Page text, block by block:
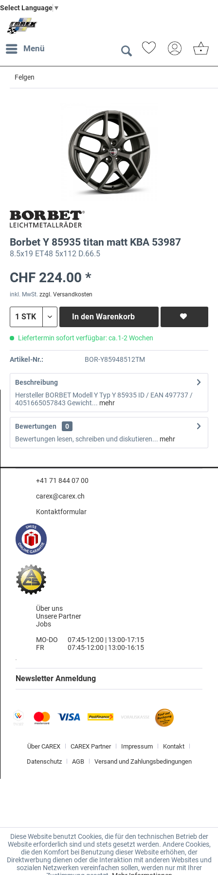
Select Language ▼
Menü
Felgen
Borbet Y 85935 titan matt KBA 53987
8.5x19 ET48 5x112 D.66.5
CHF 224.00 *
inkl. MwSt. zzgl. Versandkosten
In den Warenkorb
Liefertermin sofort verfügbar: ca.1-2 Wochen
Artikel-Nr.: BOR-Y85948512TM
Beschreibung
Hersteller BORBET Modell Y Typ Y 85935 ID / EAN 497737 /
4051665057843 Gewicht... mehr
Bewertungen
0
Bewertungen lesen, schreiben und diskutieren... mehr
+41 71 844 07 00
carex@carex.ch
Kontaktformular
Über uns
Unsere Partner
Jobs
MO-DO
FR
07:45-12:00 | 13:00-17:15
07:45-12:00 | 13:00-16:15
Newsletter Anmeldung
Über CAREX CAREX Partner Impressum Kontakt
Datenschutz AGB Versand und Zahlungsbedingungen
Diese Website benutzt Cookies, die für den technischen Betrieb der
Website erforderlich sind und stets gesetzt werden. Andere Cookies,
die den Komfort bei Benutzung dieser Website erhöhen, der
Direktwerbung dienen oder die Interaktion mit anderen Websites und
sozialen Netzwerken vereinfachen sollen, werden nur mit Ihrer